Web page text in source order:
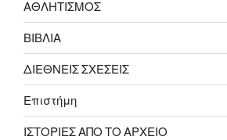
ΑΘΛΗΤΙΣΜΟΣ
ΒΙΒΛΙΑ
ΔΙΕΘΝΕΙΣ ΣΧΕΣΕΙΣ
Επιστήμη
ΙΣΤΟΡΙΕΣ ΑΠΟ ΤΟ ΑΡΧΕΙΟ